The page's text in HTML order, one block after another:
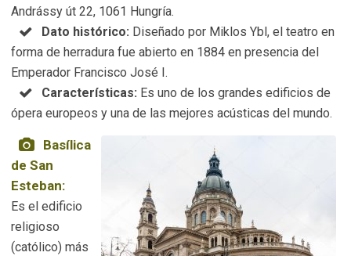
Andrássy út 22, 1061 Hungría.
Dato histórico: Diseñado por Miklos Ybl, el teatro en
forma de herradura fue abierto en 1884 en presencia del
Emperador Francisco José I.
Características: Es uno de los grandes edificios de
ópera europeos y una de las mejores acústicas del mundo.
Basílica
de San
Esteban:
Es el edificio
religioso
(católico) más